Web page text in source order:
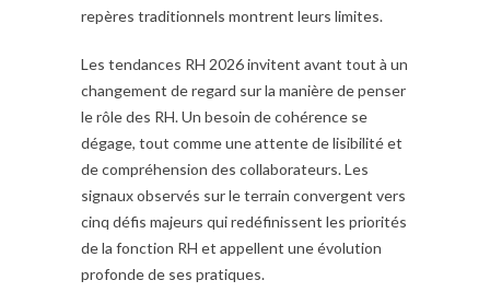
repères traditionnels montrent leurs limites.
Les tendances RH 2026 invitent avant tout à un
changement de regard sur la manière de penser
le rôle des RH. Un besoin de cohérence se
dégage, tout comme une attente de lisibilité et
de compréhension des collaborateurs. Les
signaux observés sur le terrain convergent vers
cinq défis majeurs qui redéfinissent les priorités
de la fonction RH et appellent une évolution
profonde de ses pratiques.